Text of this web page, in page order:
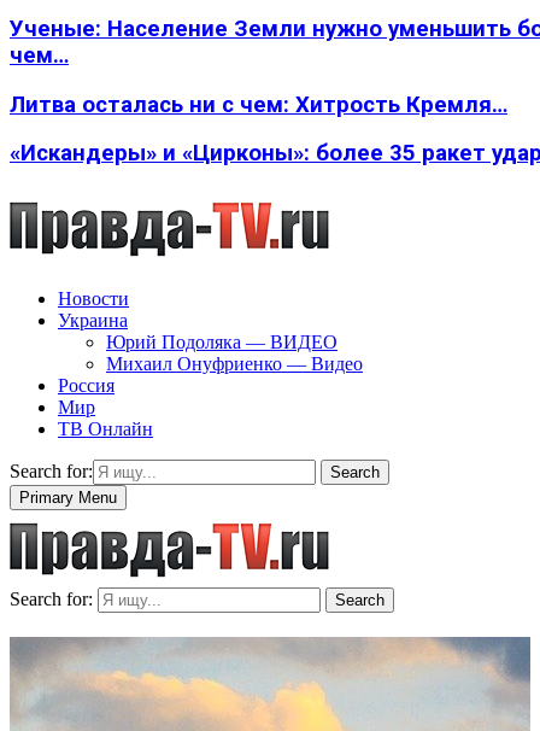
Ученые: Население Земли нужно уменьшить
чем…
Литва осталась ни с чем: Хитрость Кремля…
«Искандеры» и «Цирконы»: более 35 ракет
Новости
Украина
Юрий Подоляка — ВИДЕО
Михаил Онуфриенко — Видео
Россия
Мир
ТВ Онлайн
Search for:
Search
Primary Menu
Search for: Search